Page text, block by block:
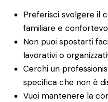
Preferisci svolgere il
familiare e
Non puoi spostarti
lavorativi o
Cerchi un
specifica che non è
Vuoi mantenere la